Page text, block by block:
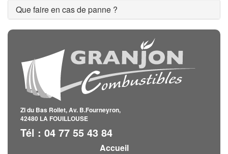
Que faire en cas de panne ?
ZI du Bas Rollet, Av. B.Fourneyron,
42480 LA FOUILLOUSE
Tél : 04 77 55 43 84
Accueil